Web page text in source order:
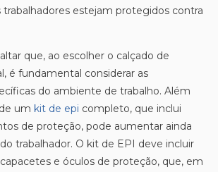
trabalhadores estejam protegidos contra
que, ao escolher o calçado de
é fundamental considerar as
do ambiente de trabalho. Além
um kit de epi completo, que inclui
de proteção, pode aumentar ainda
trabalhador. O kit de EPI deve incluir
e óculos de proteção, que, em